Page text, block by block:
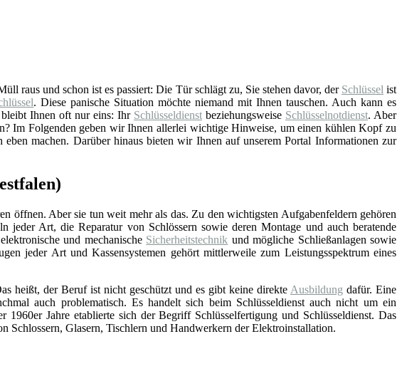
raus und schon ist es passiert: Die Tür schlägt zu, Sie stehen davor, der Schlüssel ist
. Diese panische Situation möchte niemand mit Ihnen tauschen. Auch kann es
Ihnen oft nur eins: Ihr Schlüsseldienst beziehungsweise Schlüsselnotdienst. Aber
Im Folgenden geben wir Ihnen allerlei wichtige Hinweise, um einen kühlen Kopf zu
machen. Darüber hinaus bieten wir Ihnen auf unserem Portal Informationen zur
öffnen. Aber sie tun weit mehr als das. Zu den wichtigsten Aufgabenfeldern gehören
jeder Art, die Reparatur von Schlössern sowie deren Montage und auch beratende
und mechanische Sicherheitstechnik und mögliche Schließanlagen sowie
jeder Art und Kassensystemen gehört mittlerweile zum Leistungsspektrum eines
heißt, der Beruf ist nicht geschützt und es gibt keine direkte Ausbildung dafür. Eine
auch problematisch. Es handelt sich beim Schlüsseldienst auch nicht um ein
Jahre etablierte sich der Begriff Schlüsselfertigung und Schlüsseldienst. Das
Schlossern, Glasern, Tischlern und Handwerkern der Elektroinstallation.